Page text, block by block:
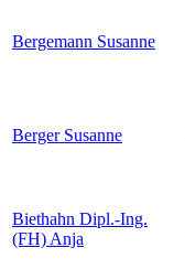
Bergemann Susanne
Berger Susanne
Biethahn Dipl.-Ing.
(FH) Anja